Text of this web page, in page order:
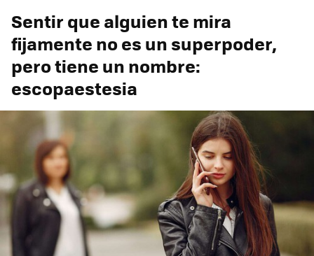
Sentir que alguien te mira
fijamente no es un superpoder,
pero tiene un nombre:
escopaestesia